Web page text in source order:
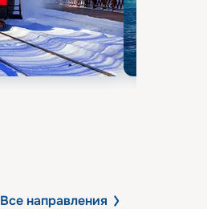
Все направления